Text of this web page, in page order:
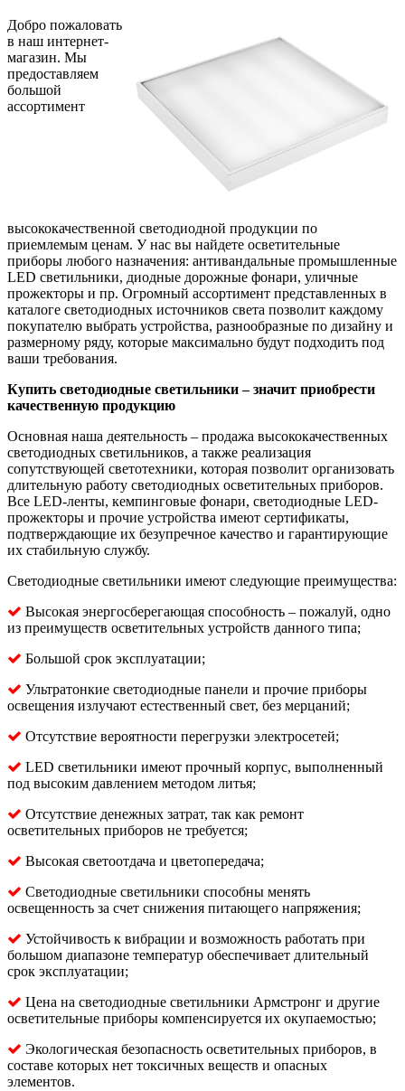
Добро пожаловать
в наш интернет-
магазин. Мы
предоставляем
большой
ассортимент
высококачественной светодиодной продукции по
приемлемым ценам. У нас вы найдете осветительные
приборы любого назначения: антивандальные промышленные
LED светильники, диодные дорожные фонари, уличные
прожекторы и пр. Огромный ассортимент представленных в
каталоге светодиодных источников света позволит каждому
покупателю выбрать устройства, разнообразные по дизайну и
размерному ряду, которые максимально будут подходить под
ваши требования.
Купить светодиодные светильники – значит приобрести
качественную продукцию
Основная наша деятельность – продажа высококачественных
светодиодных светильников, а также реализация
сопутствующей светотехники, которая позволит организовать
длительную работу светодиодных осветительных приборов.
Все LED-ленты, кемпинговые фонари, светодиодные LED-
прожекторы и прочие устройства имеют сертификаты,
подтверждающие их безупречное качество и гарантирующие
их стабильную службу.
Светодиодные светильники имеют следующие преимущества:
Высокая энергосберегающая способность – пожалуй, одно
из преимуществ осветительных устройств данного типа;
Большой срок эксплуатации;
Ультратонкие светодиодные панели и прочие приборы
освещения излучают естественный свет, без мерцаний;
Отсутствие вероятности перегрузки электросетей;
LED светильники имеют прочный корпус, выполненный
под высоким давлением методом литья;
Отсутствие денежных затрат, так как ремонт
осветительных приборов не требуется;
Высокая светоотдача и цветопередача;
Светодиодные светильники способны менять
освещенность за счет снижения питающего напряжения;
Устойчивость к вибрации и возможность работать при
большом диапазоне температур обеспечивает длительный
срок эксплуатации;
Цена на светодиодные светильники Армстронг и другие
осветительные приборы компенсируется их окупаемостью;
Экологическая безопасность осветительных приборов, в
составе которых нет токсичных веществ и опасных
элементов.